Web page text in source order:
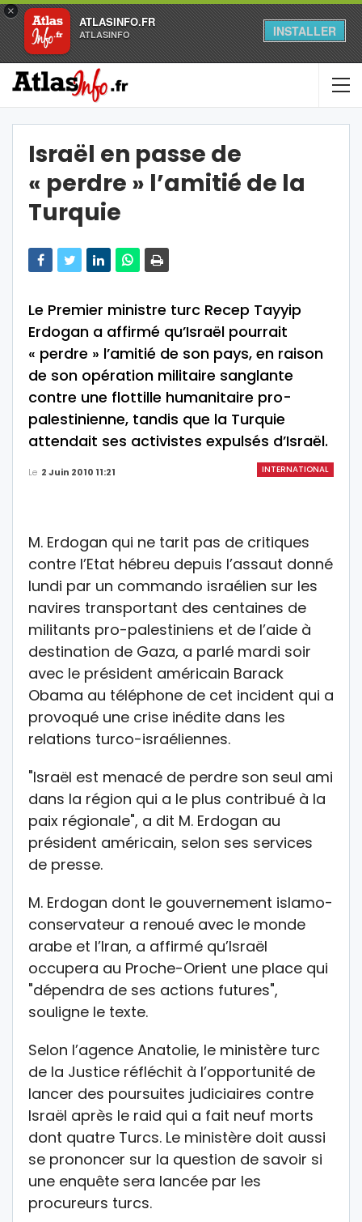
×
ATLASINFO.FR
ATLASINFO INSTALLER
Israël en passe de
« perdre » l’amitié de la
Turquie
Le Premier ministre turc Recep Tayyip
Erdogan a affirmé qu’Israël pourrait
« perdre » l’amitié de son pays, en raison
de son opération militaire sanglante
contre une flottille humanitaire pro-
palestinienne, tandis que la Turquie
attendait ses activistes expulsés d’Israël.
INTERNATIONAL
Le 2 Juin 2010 11:21
M. Erdogan qui ne tarit pas de critiques
contre l’Etat hébreu depuis l’assaut donné
lundi par un commando israélien sur les
navires transportant des centaines de
militants pro-palestiniens et de l’aide à
destination de Gaza, a parlé mardi soir
avec le président américain Barack
Obama au téléphone de cet incident qui a
provoqué une crise inédite dans les
relations turco-israéliennes.
"Israël est menacé de perdre son seul ami
dans la région qui a le plus contribué à la
paix régionale", a dit M. Erdogan au
président américain, selon ses services
de presse.
M. Erdogan dont le gouvernement islamo-
conservateur a renoué avec le monde
arabe et l’Iran, a affirmé qu’Israël
occupera au Proche-Orient une place qui
"dépendra de ses actions futures",
souligne le texte.
Selon l’agence Anatolie, le ministère turc
de la Justice réfléchit à l’opportunité de
lancer des poursuites judiciaires contre
Israël après le raid qui a fait neuf morts
dont quatre Turcs. Le ministère doit aussi
se prononcer sur la question de savoir si
une enquête sera lancée par les
procureurs turcs.